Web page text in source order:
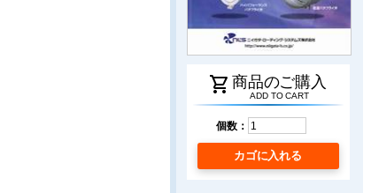
shopping_cart 商品のご購入
ADD TO CART
個数：
カゴに入れる